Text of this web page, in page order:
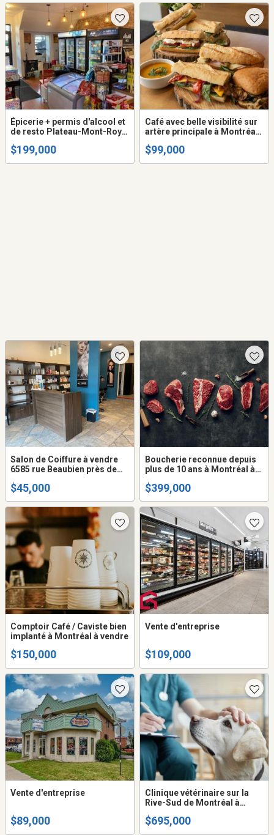
Épicerie + permis d'alcool et
de resto Plateau-Mont-Royal
$199,000
Café avec belle visibilité sur
artère principale à Montréal
$99,000
Salon de Coiffure à vendre
6585 rue Beaubien près de
$45,000
Boucherie reconnue depuis
plus de 10 ans à Montréal à
$399,000
Comptoir Café / Caviste bien
implanté à Montréal à vendre
$150,000
Vente d'entreprise
$109,000
Vente d'entreprise
$89,000
Clinique vétérinaire sur la
Rive-Sud de Montréal à
$695,000